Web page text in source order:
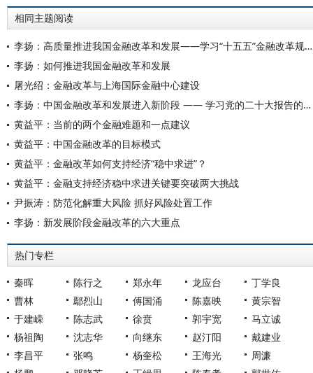
相同主题阅读
李扬：高质量推进我国金融改革和发展——学习“十五五”金融改革规划体会
李扬：如何推进我国金融改革和发展
屠光绍：金融改革与上海国际金融中心建设
李扬：中国金融改革和发展进入新阶段 —— 学习党的二十大报告的初步体会
黄益平：当前的两个金融难题和一点建议
黄益平：中国金融改革的目标模式
黄益平：金融改革如何支持经济“稳中求进”？
黄益平：金融支持经济稳中求进关键要突破两大挑战
尹振涛：防范化解重大风险 抓好风险处置工作
李扬：新发展阶段金融改革的六大重点
热门专栏
秦晖 陈行之 郑永年 龙应台
丁学良
曹林
鄢烈山 傅国涌 陈嘉映
黄宗智
于建嵘
陈志武 徐贲 郭宇宽
马立诚
杨祖陶
沈志华 向继东 赵汀阳
戴建业
李昌平
张鸣 杨奎松 王海光
周濂